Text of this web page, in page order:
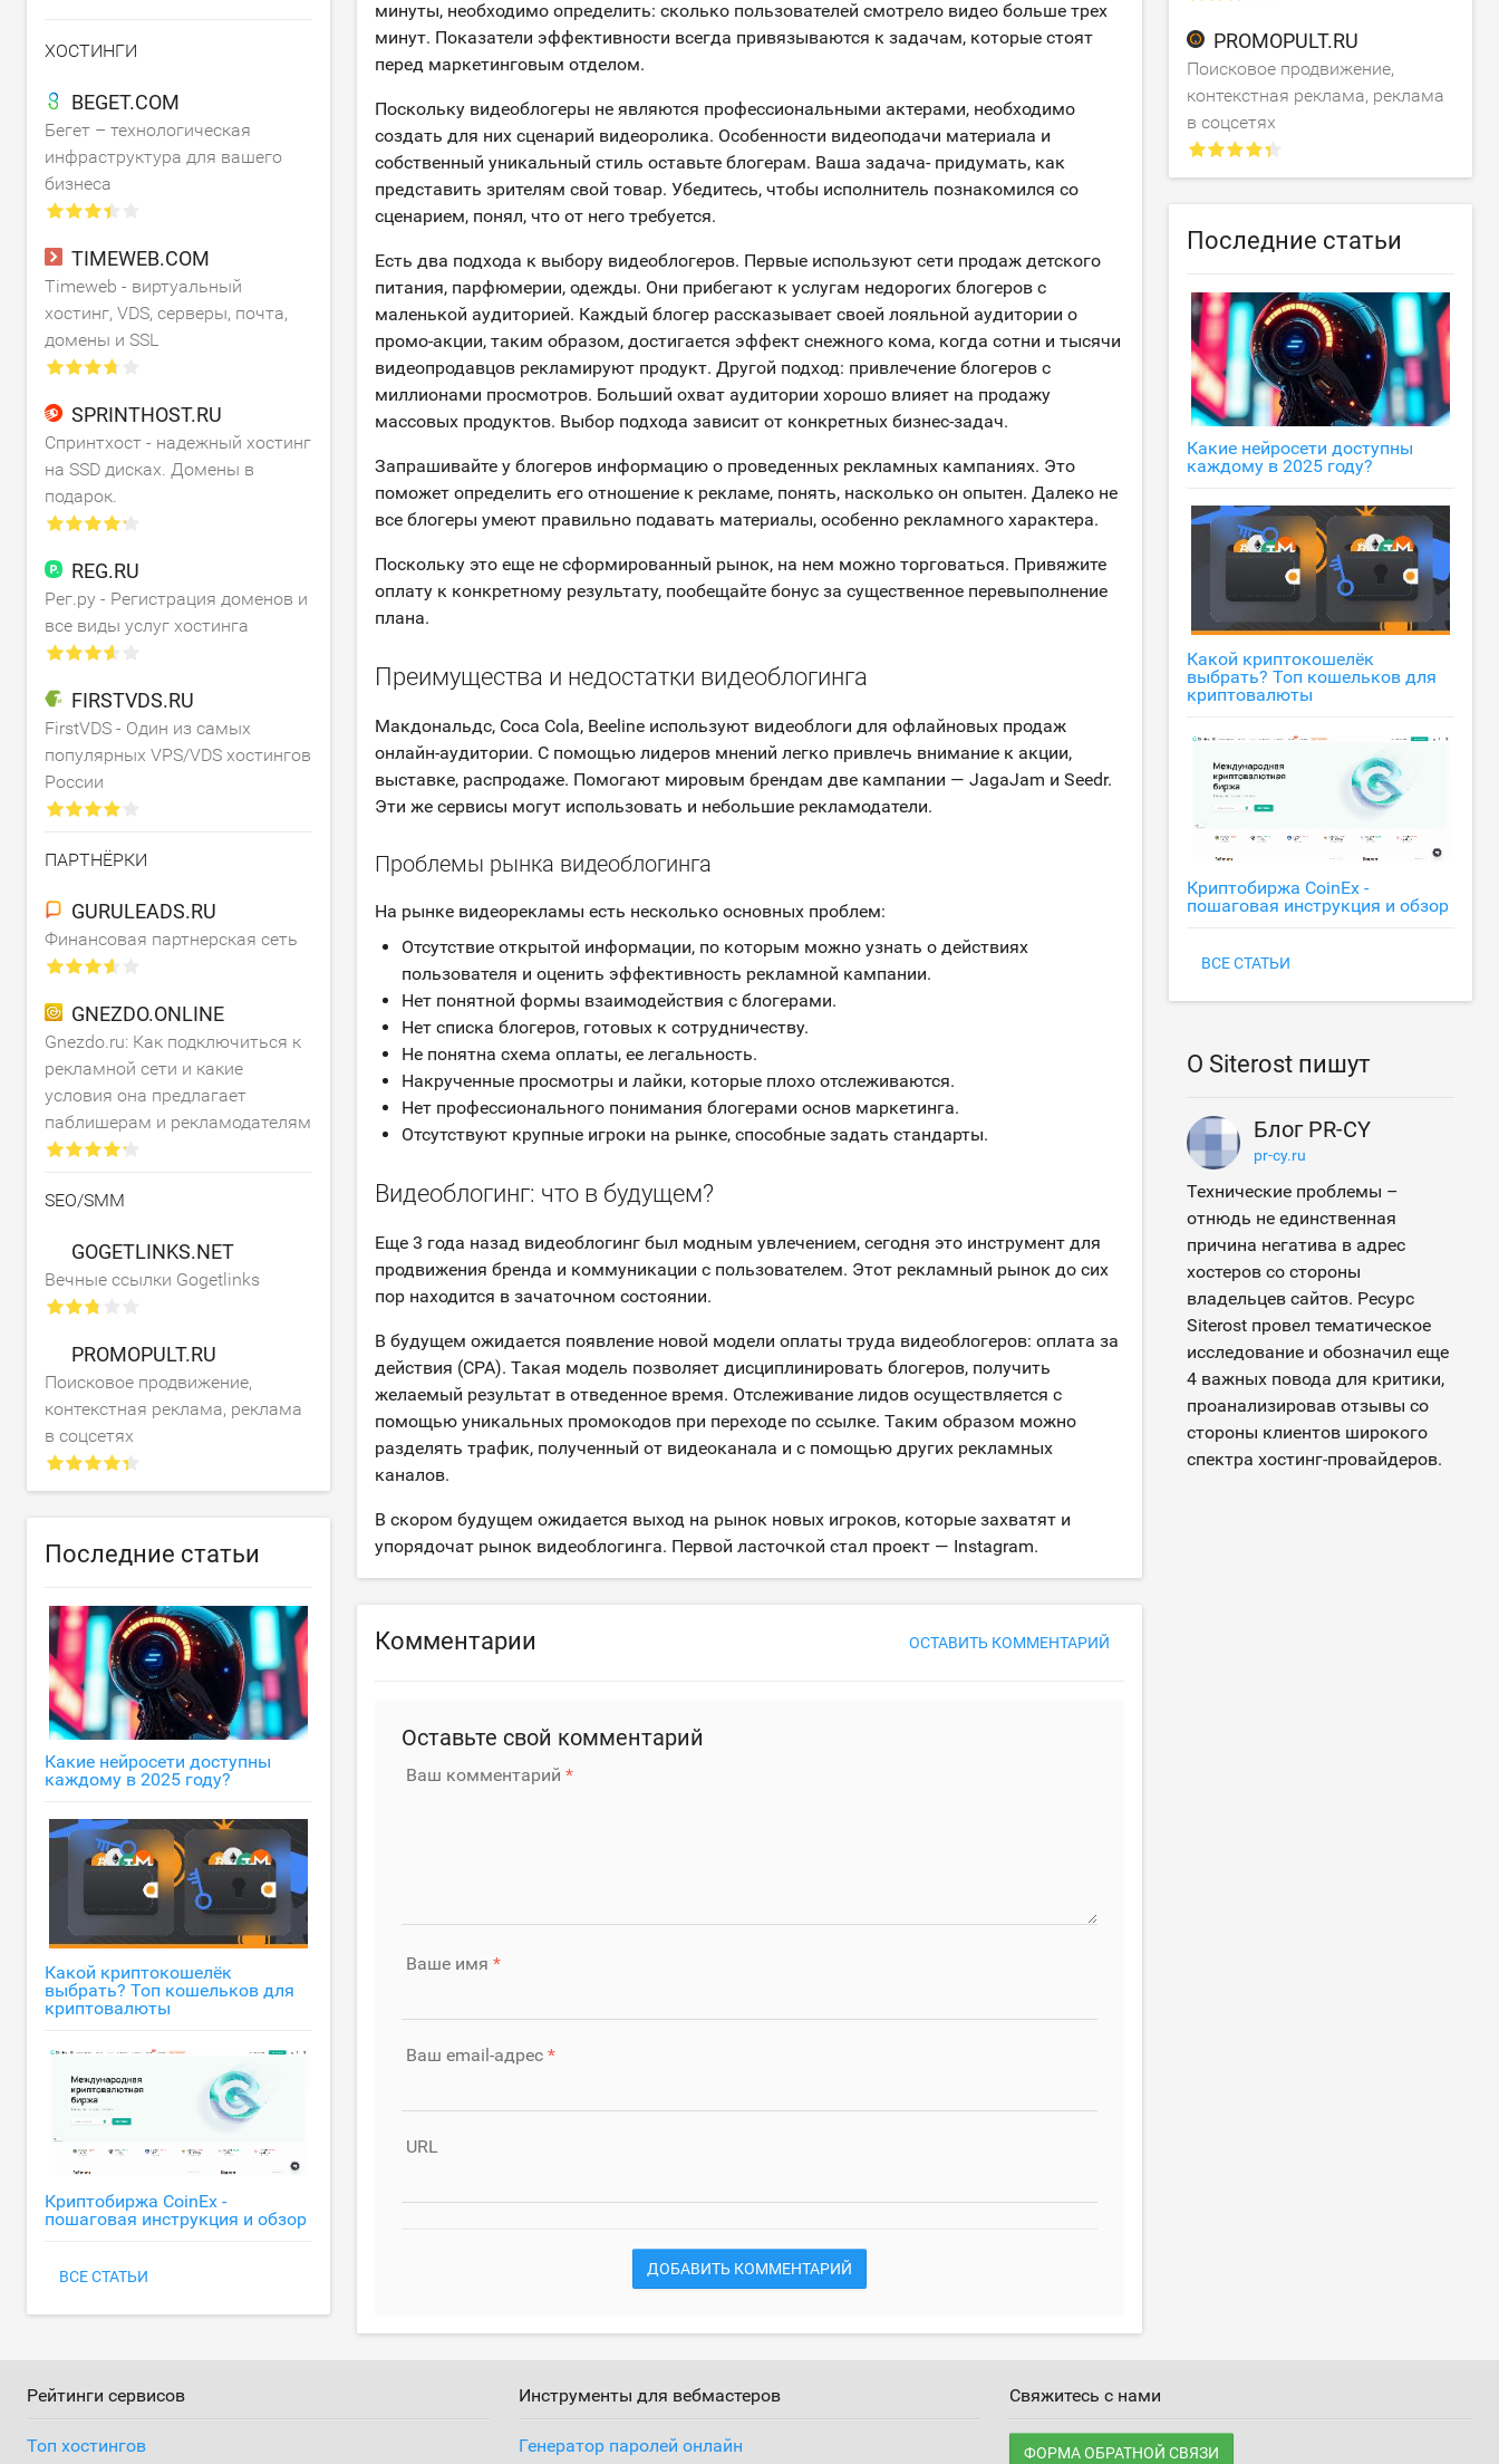
минуты, необходимо определить: сколько пользователей смотрело видео больше трех
минут. Показатели эффективности всегда привязываются к задачам, которые стоят
перед маркетинговым отделом.
Поскольку видеоблогеры не являются профессиональными актерами, необходимо
создать для них сценарий видеоролика. Особенности видеоподачи материала и
собственный уникальный стиль оставьте блогерам. Ваша задача- придумать, как
представить зрителям свой товар. Убедитесь, чтобы исполнитель познакомился со
сценарием, понял, что от него требуется.
Есть два подхода к выбору видеоблогеров. Первые используют сети продаж детского
питания, парфюмерии, одежды. Они прибегают к услугам недорогих блогеров с
маленькой аудиторией. Каждый блогер рассказывает своей лояльной аудитории о
промо-акции, таким образом, достигается эффект снежного кома, когда сотни и тысячи
видеопродавцов рекламируют продукт. Другой подход: привлечение блогеров с
миллионами просмотров. Больший охват аудитории хорошо влияет на продажу
массовых продуктов. Выбор подхода зависит от конкретных бизнес-задач.
Запрашивайте у блогеров информацию о проведенных рекламных кампаниях. Это
поможет определить его отношение к рекламе, понять, насколько он опытен. Далеко не
все блогеры умеют правильно подавать материалы, особенно рекламного характера.
Поскольку это еще не сформированный рынок, на нем можно торговаться. Привяжите
оплату к конкретному результату, пообещайте бонус за существенное перевыполнение
плана.
Преимущества и недостатки видеоблогинга
Макдональдс, Coca Cola, Beeline используют видеоблоги для офлайновых продаж
онлайн-аудитории. С помощью лидеров мнений легко привлечь внимание к акции,
выставке, распродаже. Помогают мировым брендам две кампании — JagaJam и Seedr.
Эти же сервисы могут использовать и небольшие рекламодатели.
Проблемы рынка видеоблогинга
На рынке видеорекламы есть несколько основных проблем:
Отсутствие открытой информации, по которым можно узнать о действиях
пользователя и оценить эффективность рекламной кампании.
Нет понятной формы взаимодействия с блогерами.
Нет списка блогеров, готовых к сотрудничеству.
Не понятна схема оплаты, ее легальность.
Накрученные просмотры и лайки, которые плохо отслеживаются.
Нет профессионального понимания блогерами основ маркетинга.
Отсутствуют крупные игроки на рынке, способные задать стандарты.
Видеоблогинг: что в будущем?
Еще 3 года назад видеоблогинг был модным увлечением, сегодня это инструмент для
продвижения бренда и коммуникации с пользователем. Этот рекламный рынок до сих
пор находится в зачаточном состоянии.
В будущем ожидается появление новой модели оплаты труда видеоблогеров: оплата за
действия (CPA). Такая модель позволяет дисциплинировать блогеров, получить
желаемый результат в отведенное время. Отслеживание лидов осуществляется с
помощью уникальных промокодов при переходе по ссылке. Таким образом можно
разделять трафик, полученный от видеоканала и с помощью других рекламных
каналов.
В скором будущем ожидается выход на рынок новых игроков, которые захватят и
упорядочат рынок видеоблогинга. Первой ласточкой стал проект — Instagram.
Комментарии ОСТАВИТЬ КОММЕНТАРИЙ
Оставьте свой комментарий
Ваш комментарий
Ваше имя
Ваш email-адрес
URL
ДОБАВИТЬ КОММЕНТАРИЙ
ХОСТИНГИ
BEGET.COM
Бегет – технологическая
инфраструктура для вашего
бизнеса
TIMEWEB.COM
Timeweb - виртуальный
хостинг, VDS, серверы, почта,
домены и SSL
SPRINTHOST.RU
Спринтхост - надежный хостинг
на SSD дисках. Домены в
подарок.
REG.RU
Рег.ру - Регистрация доменов и
все виды услуг хостинга
FIRSTVDS.RU
FirstVDS - Один из самых
популярных VPS/VDS хостингов
России
ПАРТНЁРКИ
GURULEADS.RU
Финансовая партнерская сеть
GNEZDO.ONLINE
Gnezdo.ru: Как подключиться к
рекламной сети и какие
условия она предлагает
паблишерам и рекламодателям
SEO/SMM
GOGETLINKS.NET
Вечные ссылки Gogetlinks
PROMOPULT.RU
Поисковое продвижение,
контекстная реклама, реклама
в соцсетях
Последние статьи
Какие нейросети доступны
каждому в 2025 году?
Какой криптокошелёк
выбрать? Топ кошельков для
криптовалюты
Криптобиржа CoinEx -
пошаговая инструкция и обзор
ВСЕ СТАТЬИ
PROMOPULT.RU
Поисковое продвижение,
контекстная реклама, реклама
в соцсетях
Последние статьи
Какие нейросети доступны
каждому в 2025 году?
Какой криптокошелёк
выбрать? Топ кошельков для
криптовалюты
Криптобиржа CoinEx -
пошаговая инструкция и обзор
ВСЕ СТАТЬИ
О Siterost пишут
Блог PR-CY
pr-cy.ru
Технические проблемы –
отнюдь не единственная
причина негатива в адрес
хостеров со стороны
владельцев сайтов. Ресурс
Siterost провел тематическое
исследование и обозначил еще
4 важных повода для критики,
проанализировав отзывы со
стороны клиентов широкого
спектра хостинг-провайдеров.
Рейтинги сервисов
Топ хостингов
Инструменты для вебмастеров
Генератор паролей онлайн
Свяжитесь с нами
ФОРМА ОБРАТНОЙ СВЯЗИ